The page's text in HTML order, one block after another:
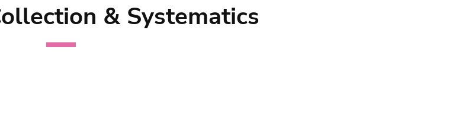
& Systematics